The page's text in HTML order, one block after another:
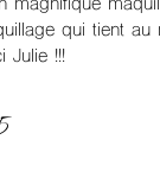
Foncez !